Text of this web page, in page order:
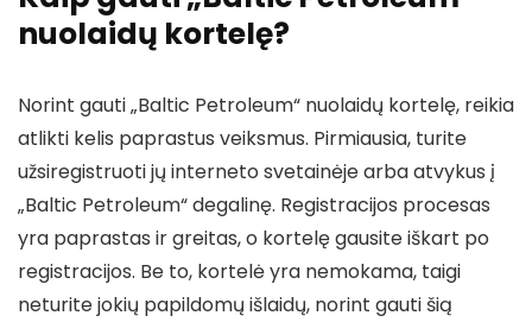
nuolaidų kortelę?
Norint gauti „Baltic Petroleum“ nuolaidų kortelę, reikia
atlikti kelis paprastus veiksmus. Pirmiausia, turite
užsiregistruoti jų interneto svetainėje arba atvykus į
„Baltic Petroleum“ degalinę. Registracijos procesas
yra paprastas ir greitas, o kortelę gausite iškart po
registracijos. Be to, kortelė yra nemokama, taigi
neturite jokių papildomų išlaidų, norint gauti šią